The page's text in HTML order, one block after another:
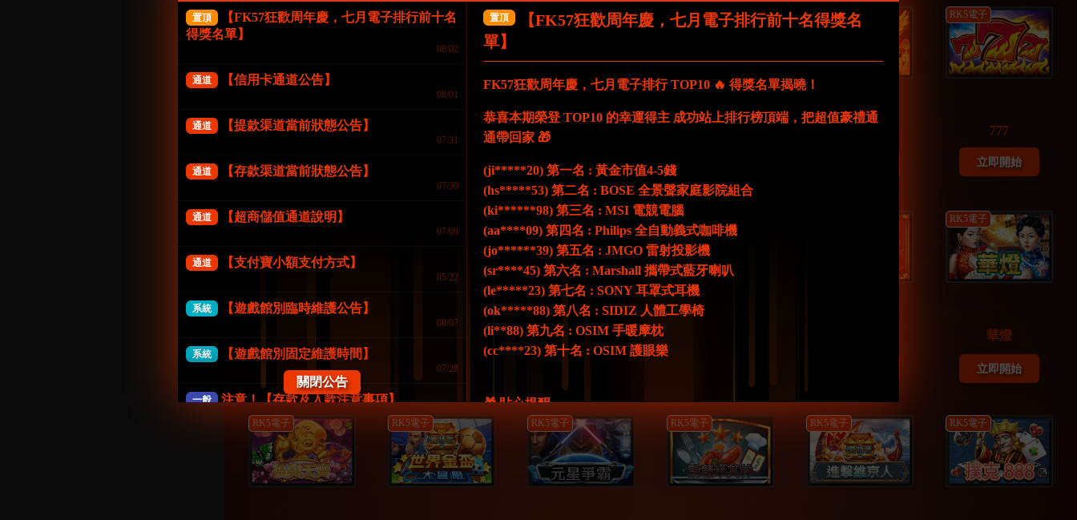
RK5電子
老子好神
立即開始
RK5電子 RK5電子
老子贏很大
立即開始
RK5電子 RK5電子 RK5電子
777
立即開始
RK5電子
變臉
立即開始
萬歲爺
立即開始
RK5電子
虎嘯
RK5電子 RK5電子
華燈
立即開始
RK5電子 RK5電子 RK5電子 RK5電子 RK5電子 RK5電子
置頂
【FK57狂歡周年慶，七月電子排行前十名
得獎名單】
08/02
通道 【信用卡通道公告】
08/01
通道 【提款渠道當前狀態公告】
07/31
通道 【存款渠道當前狀態公告】
07/30
通道 【超商儲值通道說明】
07/09
通道 【支付寶小額支付方式】
05/22
系統 【遊戲館別臨時維護公告】
08/07
系統 【遊戲館別固定維護時間】
07/28
一般 注意！【存款及入款注意事項】
07/19
《防詐騙公告》FK57娛樂城
07/18
關閉公告
置頂
【FK57狂歡周年慶，七月電子排行前十名得獎名
單】
FK57狂歡周年慶，七月電子排行 TOP10 🔥 得獎名單揭曉！
恭喜本期榮登 TOP10 的幸運得主 成功站上排行榜頂端，把超值豪禮通
通帶回家 🎁
(ji*****20) 第一名 : 黃金市值4-5錢
(hs*****53) 第二名 : BOSE 全景聲家庭影院組合
(ki******98) 第三名 : MSI 電競電腦
(aa****09) 第四名 : Philips 全自動義式咖啡機
(jo******39) 第五名 : JMGO 雷射投影機
(sr****45) 第六名 : Marshall 攜帶式藍牙喇叭
(le*****23) 第七名 : SONY 耳罩式耳機
(ok*****88) 第八名 : SIDIZ 人體工學椅
(li**88) 第九名 : OSIM 手暖摩枕
(cc****23) 第十名 : OSIM 護眼樂
🎁 貼心提醒
📌 全部獎品顏色隨機
📌 獎品價值以FK57定價為計算基準
📌 可選擇兌換為商品等值的 7 折彩金